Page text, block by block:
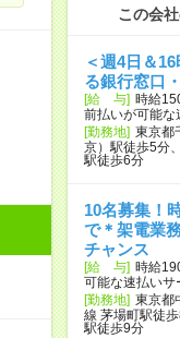
この会
＜週4日＆
る銀行窓口
[給 与] 時給
前払いが可能な
[勤務地] 東京都
京）駅徒歩5分
駅徒歩6分
10名募集！
で＊架電業
チャンス
[給 与] 時給
可能な速払いサ
[勤務地] 東京都
線 茅場町駅徒
駅徒歩9分